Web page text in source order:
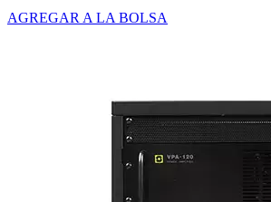
AGREGAR A LA BOLSA